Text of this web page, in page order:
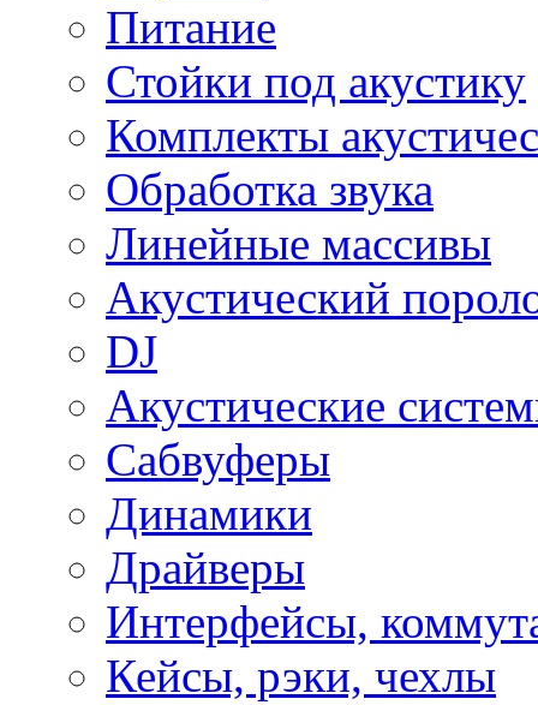
Питание
Стойки под акустику
Комплекты
Обработка звука
Линейные массивы
Акустический
DJ
Акустические
Сабвуферы
Динамики
Драйверы
Интерфейсы,
Кейсы, рэки, чехлы